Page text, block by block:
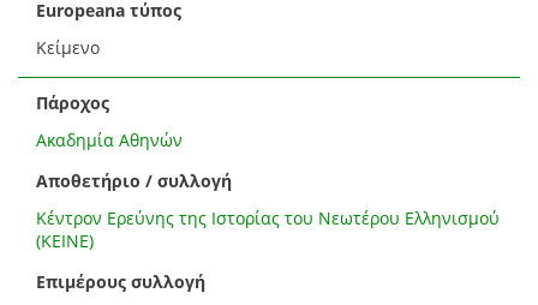
Europeana τύπος
Κείμενο
Πάροχος
Ακαδημία Αθηνών
Αποθετήριο / συλλογή
Κέντρον Ερεύνης της Ιστορίας του Νεωτέρου Ελληνισμού
(ΚΕΙΝΕ)
Επιμέρους συλλογή